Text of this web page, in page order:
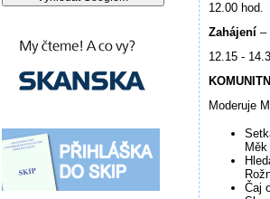
12.00 hod.
Zahájení –
12.15 -
Moderuje
Čaj